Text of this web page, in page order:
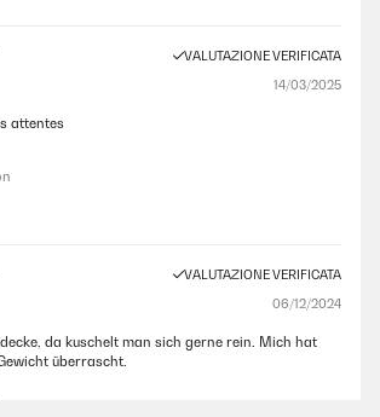
VALUTAZIONE VERIFICATA
14/03/2025
attentes
VALUTAZIONE VERIFICATA
06/12/2024
da kuschelt man sich gerne rein. Mich hat
überrascht.